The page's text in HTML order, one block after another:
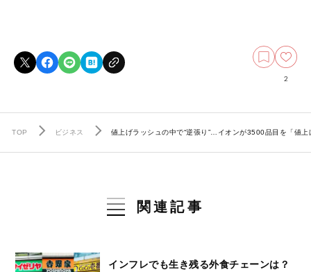
2
TOP ビジネス 値上げラッシュの中で“逆張り”…イオンが3500品目を「値
関連記事
インフレでも生き残る外食チェーンは？